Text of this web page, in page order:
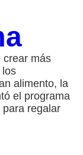
crear más
los
alimento, la
el programa
regalar